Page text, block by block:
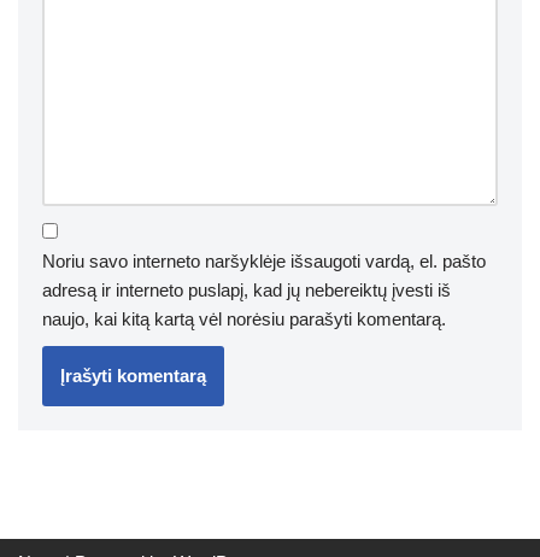
Noriu savo interneto naršyklėje išsaugoti vardą, el. pašto
adresą ir interneto puslapį, kad jų nebereiktų įvesti iš
naujo, kai kitą kartą vėl norėsiu parašyti komentarą.